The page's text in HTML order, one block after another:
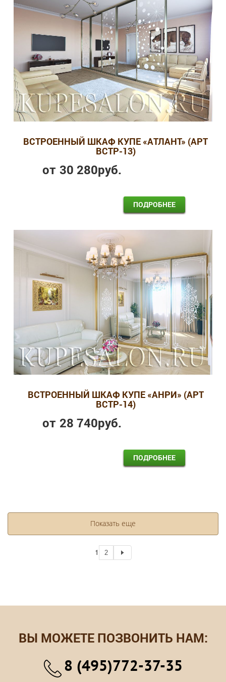
ВСТРОЕННЫЙ ШКАФ КУПЕ «АТЛАНТ» (АРТ
ВСТР-13)
от 30 280руб.
ПОДРОБНЕЕ
ВСТРОЕННЫЙ ШКАФ КУПЕ «АНРИ» (АРТ
ВСТР-14)
от 28 740руб.
ПОДРОБНЕЕ
Показать еще
1 2
ВЫ МОЖЕТЕ ПОЗВОНИТЬ НАМ:
8 (495)772-37-35